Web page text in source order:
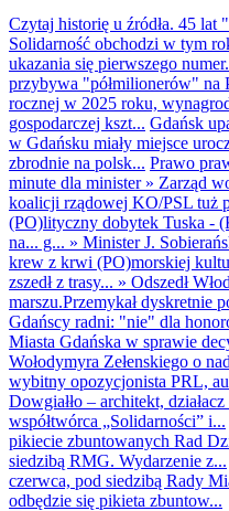
Czytaj historię u źródła. 45 lat
Solidarność obchodzi w tym
ukazania się pierwszego
przybywa "półmilionerów" na
rocznej w 2025 roku,
gospodarczej kszt... Gdańsk
w Gdańsku miały miejsce
zbrodnie na polsk... Prawo
minute dla minister» Zarząd
koalicji rządowej KO/PSL tuż
(PO)lityczny dobytek Tuska -
na... g... » Minister J.
krew z krwi (PO)morskiej
zszedł z trasy... » Odszedł
marszu.Przemykał dyskretnie
Gdańscy radni: "nie" dla
Miasta Gdańska w sprawie
Wołodymyra Zełenskiego o
wybitny opozycjonista PRL,
Dowgiałło – architekt,
współtwórca „Solidarności” i...
pikiecie zbuntowanych Rad
siedzibą RMG. Wydarzenie z...
czerwca, pod siedzibą Rady
odbędzie się pikieta zbuntow...